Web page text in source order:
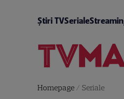
Știri TVSeriale
Homepage/ Seriale